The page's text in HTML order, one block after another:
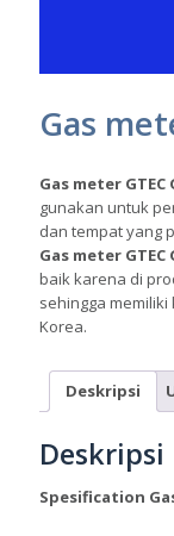
Gas
Gas meter GTEC
gunakan untuk
dan tempat yang
Gas meter GTEC
baik karena di
sehingga
Korea.
Deskripsi
Deskripsi
Spesification